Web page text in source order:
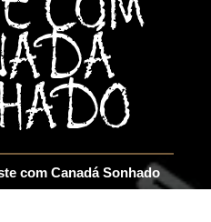
com Canadá Sonhado